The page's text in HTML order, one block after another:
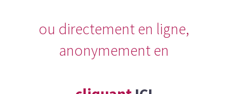
ou directement en ligne,
anonymement en